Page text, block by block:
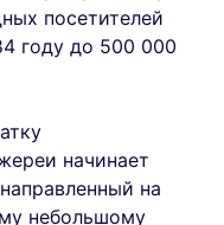
посетителей
году до 500 000
начинает
на
небольшому